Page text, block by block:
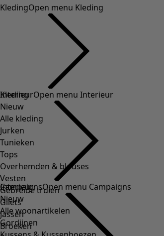
KledingOpen menu Kleding
Kleding
Nieuw
Alle kleding
Jurken
Tunieken
Tops
Overhemden & blouses
Vesten
Gebreide truien
Gilets
Jassen
Broeken
InterieurOpen menu Interieur
Interieur
Nieuw
Alle woonartikelen
Gordijnen
CampaignsOpen menu Campaigns